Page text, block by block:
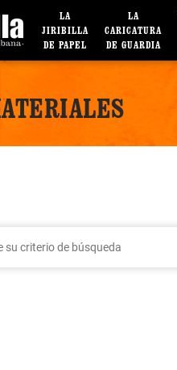
LA
JIRIBILLA
DE PAPEL
LA
CARICATURA
DE GUARDIA